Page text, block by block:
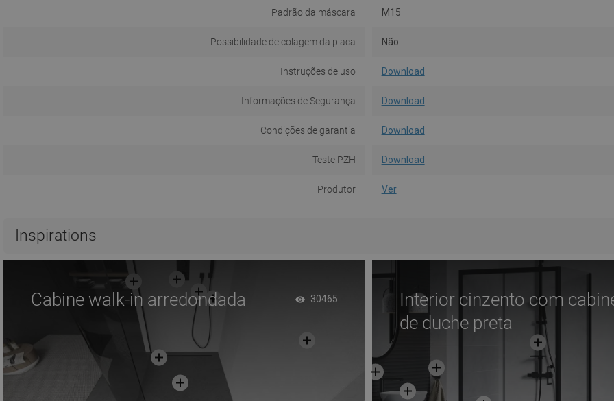
Padrão da máscara M15
Possibilidade de colagem da placa Não
Instruções de uso Download
Informações de Segurança Download
Condições de garantia Download
Teste PZH Download
Produtor Ver
Inspirations
Cabine walk-in arredondada 30465
Interior cinzento com
de duche preta